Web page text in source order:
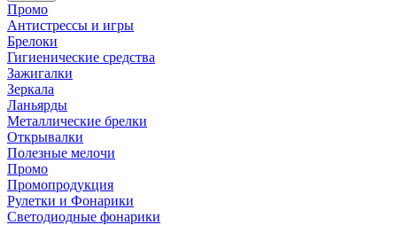
Промо
Антистрессы и игры
Брелоки
Гигиенические средства
Зажигалки
Зеркала
Ланьярды
Металлические брелки
Открывалки
Полезные мелочи
Промо
Промопродукция
Рулетки и Фонарики
Светодиодные фонарики